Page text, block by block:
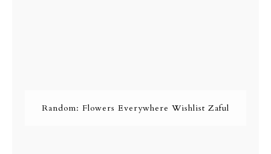
Random: Flowers Everywhere Wishlist Zaful